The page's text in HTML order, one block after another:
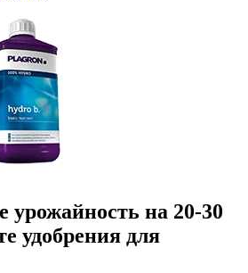
урожайность на 20-30
удобрения для